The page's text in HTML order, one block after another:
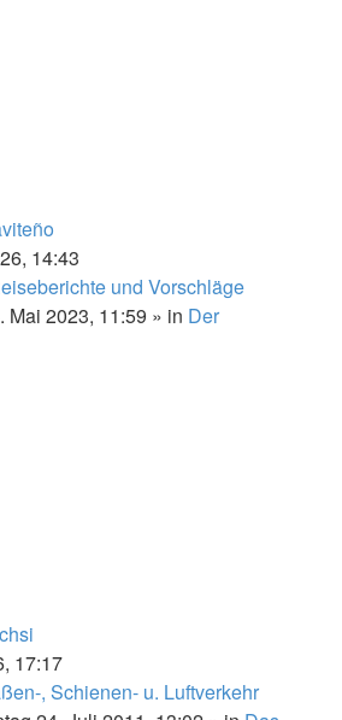
14:43
und Vorschläge
Mai 2023, 11:59 » in Der
17:17
, Schienen- u. Luftverkehr